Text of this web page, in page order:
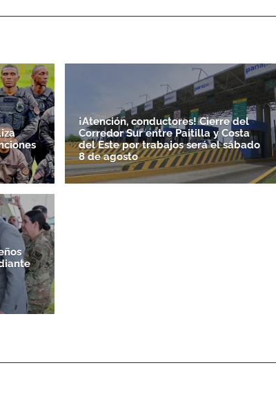
¡Atención, conductores! Cierre del
Corredor Sur entre Paitilla y Costa
del Este por trabajos será el sábado
8 de agosto